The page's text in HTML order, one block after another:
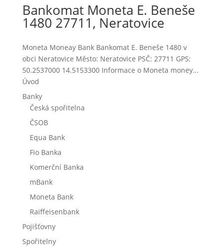
Bankomat Moneta E. Beneše
1480 27711, Neratovice
Moneta Moneay Bank Bankomat E. Beneše 1480 v
obci Neratovice Město: Neratovice PSČ: 27711 GPS:
50.2537000 14.5153300 Informace o Moneta money...
Úvod
Banky
Česká spořitelna
ČSOB
Equa Bank
Fio Banka
Komerční Banka
mBank
Moneta Bank
Raiffeisenbank
Pojišťovny
Spořitelny